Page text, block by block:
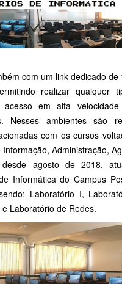
com um link dedicado
realizar qualquer
acesso em alta
Nesses ambientes são
com os cursos
Administração,
desde agosto de 2018,
Informática do Campus
Laboratório I,
Laboratório de Redes.